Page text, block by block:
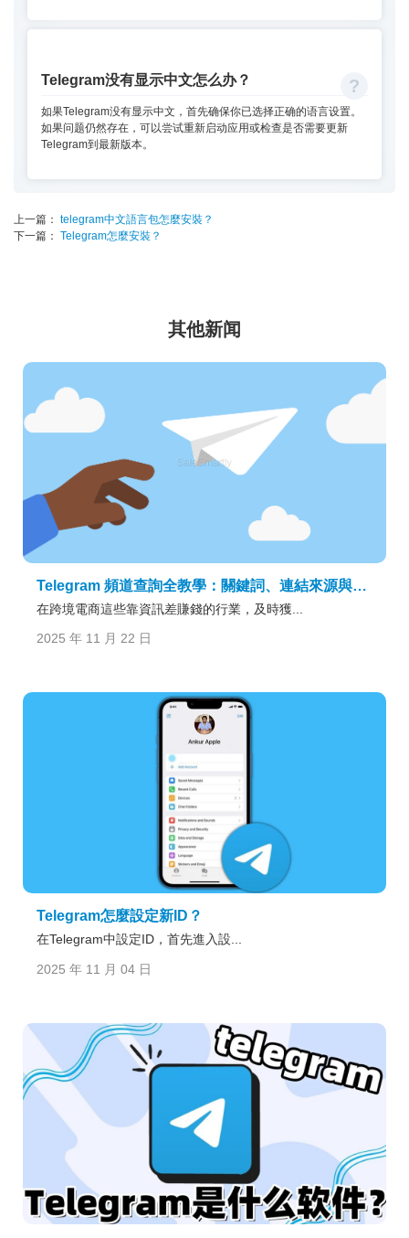
Telegram没有显示中文怎么办？
如果Telegram没有显示中文，首先确保你已选择正确的语言设置。
如果问题仍然存在，可以尝试重新启动应用或检查是否需要更新
Telegram到最新版本。
上一篇： telegram中文語言包怎麼安裝？
下一篇： Telegram怎麼安裝？
其他新闻
Telegram 頻道查詢全教學：關鍵詞、連結來源與優質資源甄別技巧一次搞懂
在跨境電商這些靠資訊差賺錢的行業，及時獲...
2025 年 11 月 22 日
Telegram怎麼設定新ID？
在Telegram中設定ID，首先進入設...
2025 年 11 月 04 日